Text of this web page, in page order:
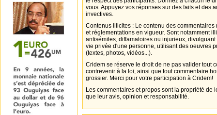
vous. Appuyez vos réponses sur des faits et des
invectives.
Contenus illicites : Le contenu des
et réglementations en vigueur. Sont notamment
antisémites, diffamatoires ou injurieux,
vie privée d'une personne, utilisant des oeuvres
(textes, photos, vidéos...).
Cridem se réserve le droit de ne pas valider tout
contrevenir à la loi, ainsi que tout commentaire
grossier. Merci pour votre participation à Cridem!
Les commentaires et propos sont la propriété de
que leur avis, opinion et responsabilité.